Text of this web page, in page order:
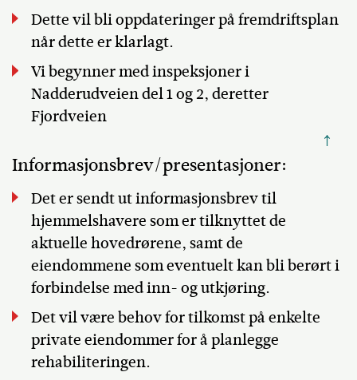
Dette vil bli oppdateringer på fremdriftsplan
når dette er klarlagt.
Vi begynner med inspeksjoner i
Nadderudveien del 1 og 2, deretter
Fjordveien
↑
Informasjonsbrev/presentasjoner:
Det er sendt ut informasjonsbrev til
hjemmelshavere som er tilknyttet de
aktuelle hovedrørene, samt de
eiendommene som eventuelt kan bli berørt i
forbindelse med inn- og utkjøring.
Det vil være behov for tilkomst på enkelte
private eiendommer for å planlegge
rehabiliteringen.